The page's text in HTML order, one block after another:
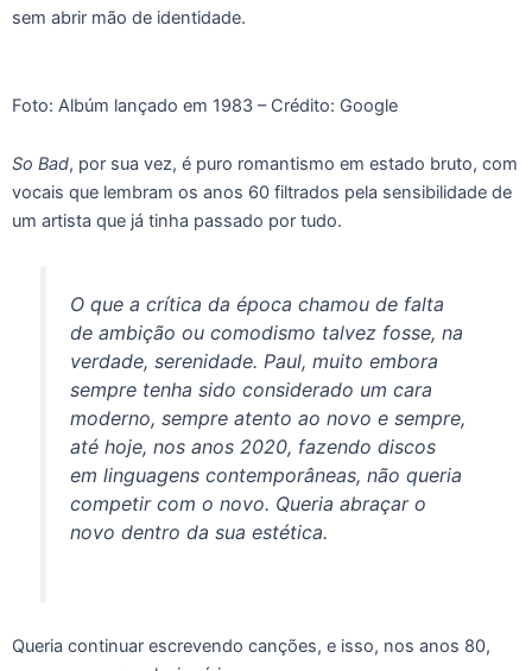
sem abrir mão de identidade.
Foto: Albúm lançado em 1983 – Crédito: Google
So Bad, por sua vez, é puro romantismo em estado bruto, com
vocais que lembram os anos 60 filtrados pela sensibilidade de
um artista que já tinha passado por tudo.
O que a crítica da época chamou de falta
de ambição ou comodismo talvez fosse, na
verdade, serenidade. Paul, muito embora
sempre tenha sido considerado um cara
moderno, sempre atento ao novo e sempre,
até hoje, nos anos 2020, fazendo discos
em linguagens contemporâneas, não queria
competir com o novo. Queria abraçar o
novo dentro da sua estética.
Queria continuar escrevendo canções, e isso, nos anos 80,